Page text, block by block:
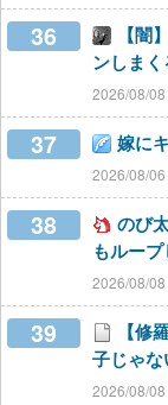
36
【闇
ンしまく
2026/08/08
37 嫁に
2026/08/
38
のび
もルー
2026/08/
39
【修
子じゃ
2026/08/